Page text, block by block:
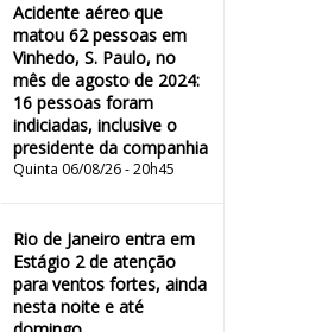
Acidente aéreo que
matou 62 pessoas em
Vinhedo, S. Paulo, no
mês de agosto de 2024:
16 pessoas foram
indiciadas, inclusive o
presidente da companhia
Quinta 06/08/26 - 20h45
Rio de Janeiro entra em
Estágio 2 de atenção
para ventos fortes, ainda
nesta noite e até